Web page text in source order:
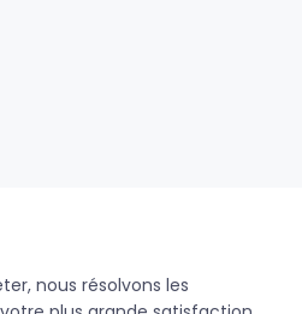
nous résolvons les